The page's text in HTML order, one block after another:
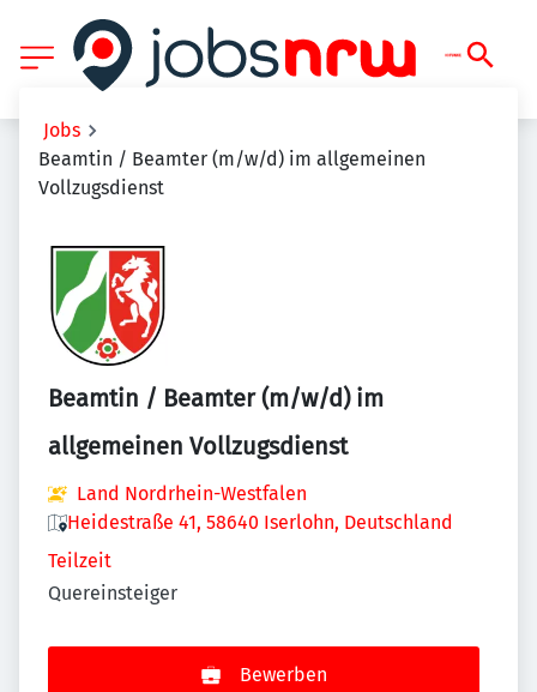
Jobs
Beamtin / Beamter (m/w/d) im allgemeinen
Vollzugsdienst
Beamtin / Beamter (m/w/d) im
allgemeinen Vollzugsdienst
Land Nordrhein-Westfalen
Heidestraße 41, 58640 Iserlohn, Deutschland
Teilzeit
Quereinsteiger
Bewerben